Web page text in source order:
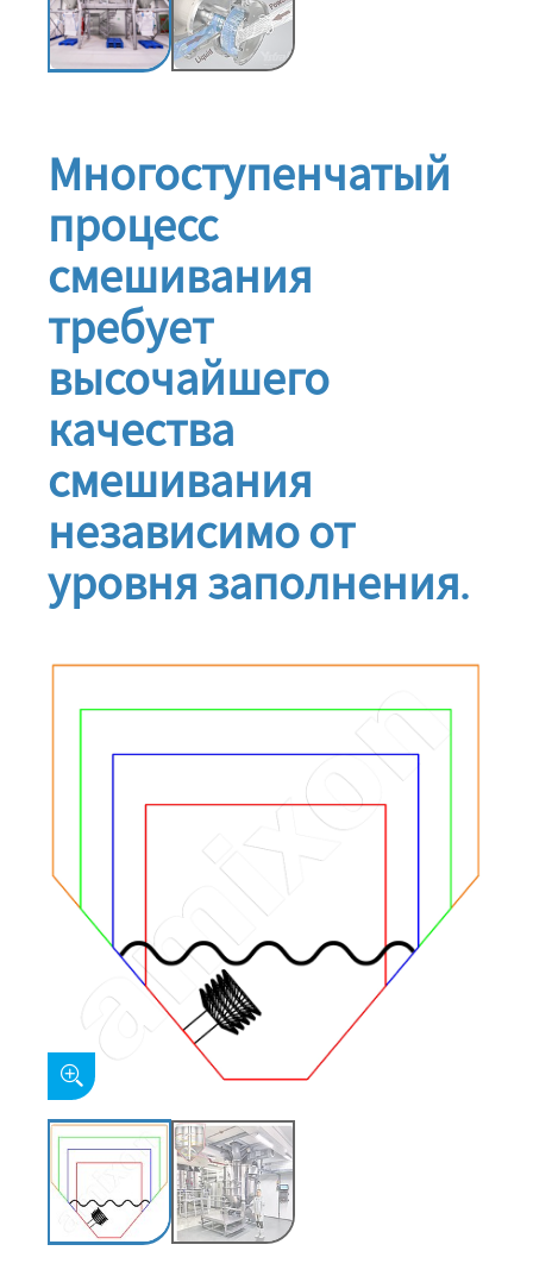
Многоступенчатый
процесс
смешивания
требует
высочайшего
качества
смешивания
независимо от
уровня заполнения.